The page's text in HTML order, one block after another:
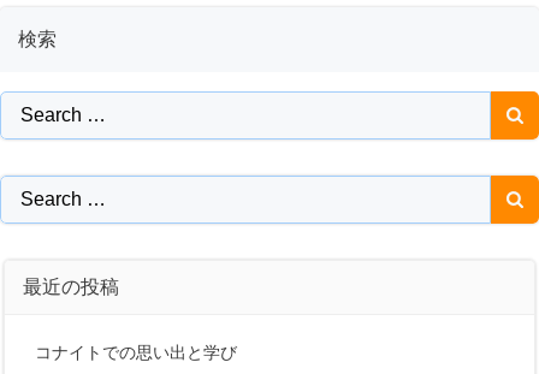
検索
Search
for:
Search
for:
最近の投稿
コナイトでの思い出と学び